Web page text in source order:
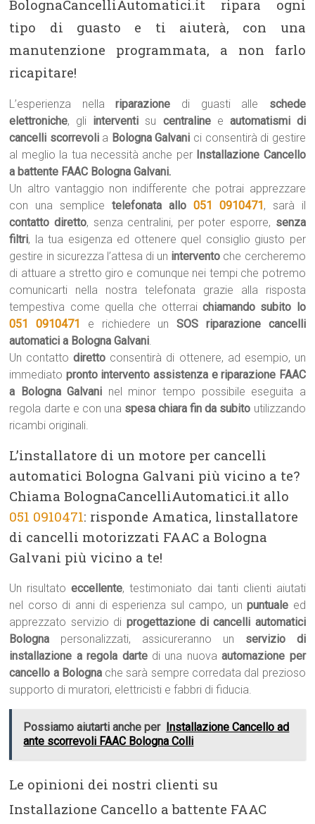
BolognaCancelliAutomatici.it ripara ogni
tipo di guasto e ti aiuterà, con una
manutenzione programmata, a non farlo
ricapitare!
L’esperienza nellariparazione di guasti alle schede
elettroniche, gli interventi su centralinee automatismi di
cancelli scorrevolia Bologna Galvani ci consentirà di gestire
al meglio la tua necessità anche per Installazione Cancello
a battente FAAC Bologna Galvani.
Un altro vantaggio non indifferente che potrai apprezzare
con una semplicetelefonata allo 051 0910471, sarà il
contatto diretto, senza centralini, per poter esporre, senza
filtri, la tua esigenza ed ottenere quel consiglio giusto per
gestire in sicurezza l’attesa di un intervento che cercheremo
di attuare a stretto giro e comunque nei tempi che potremo
comunicarti nella nostra telefonata grazie alla risposta
tempestiva come quella che otterraichiamando subito lo
051 0910471
e richiedere unSOS riparazione cancelli
automatici a Bologna Galvani.
Un contattodiretto consentirà di ottenere, ad esempio, un
immediato pronto intervento assistenza e riparazione FAAC
a Bologna Galvani nel minor tempo possibile eseguita a
regola darte e con una spesa chiara fin da subito utilizzando
ricambi originali.
L’installatore di un motore per cancelli
automatici Bologna Galvani più vicino a te?
Chiama BolognaCancelliAutomatici.it allo
051 0910471: risponde Amatica, linstallatore
di cancelli motorizzati FAAC a Bologna
Galvani più vicino a te!
Un risultatoeccellente, testimoniato dai tanti clienti aiutati
nel corso di anni di esperienza sul campo, unpuntuale ed
apprezzato servizio di progettazione di cancelli automatici
Bologna personalizzati, assicureranno un servizio di
installazione a regola dartedi una nuovaautomazione per
cancello a Bologna che sarà sempre corredata dal prezioso
supporto di muratori, elettricisti e fabbri di fiducia.
Possiamo aiutarti anche per Installazione Cancello ad
ante scorrevoli FAAC Bologna Colli
Le opinioni dei nostri clienti su
Installazione Cancello a battente FAAC